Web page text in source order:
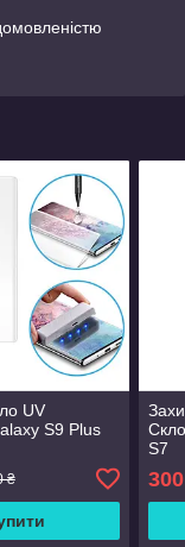
UV
S9 Plus
₴
S7
300